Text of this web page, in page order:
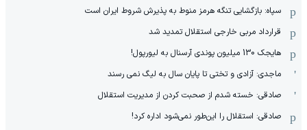
سپاه: بازگشایی تنگه هرمز منوط به پذیرش شروط ایران است
قرارداد مربی خارجی استقلال تمدید شد
هایجک 130 میلیون پوندی آرسنال به لیورپول!
ماجدی: آزادی و تختی تا پایان سال به لیگ نمی رسند
صادقی: خسته شدم از صحبت کردن از مدیریت استقلال
صادقی: استقلال را این‌طور نمی‌شود اداره کرد!